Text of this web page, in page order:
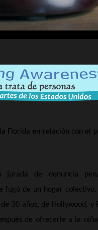
Florida en relación con el
de denuncia
fugó de un hogar
30 años, de Hollywood, y
de ofrecerle a la